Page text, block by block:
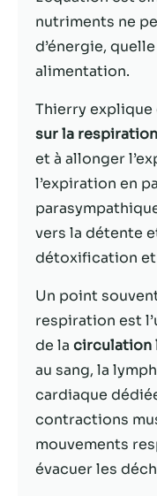
nutriments ne
d’énergie,
alimentation.
Thierry explique
sur la respiration
et à allonger
l’expiration en
vers la détente
détoxification
Un point
respiration est
de la circulation
au sang, la
cardiaque
contractions
mouvements
évacuer les